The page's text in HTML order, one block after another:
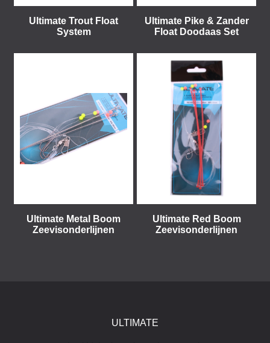
Ultimate Trout Float
System
Ultimate Pike & Zander
Float Doodaas Set
Ultimate Metal Boom
Zeevisonderlijnen
Ultimate Red Boom
Zeevisonderlijnen
ULTIMATE